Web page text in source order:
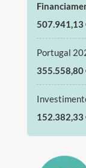
507.941,13
Portugal
355.558,80
152.382,33